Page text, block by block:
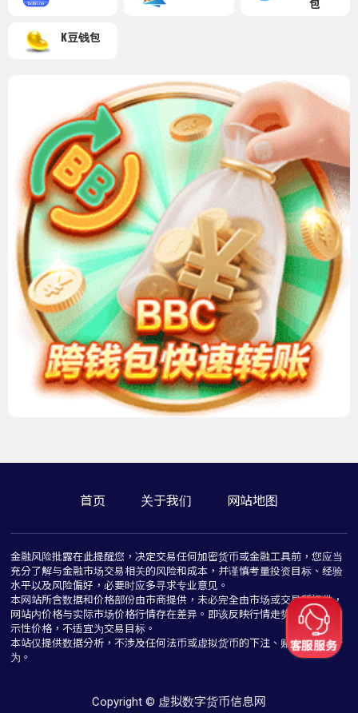
K豆钱包
首页 关于我们 网站地图
金融风险批露在此提醒您，决定交易任何加密货币或金融工具前，您应当
充分了解与金融市场交易相关的风险和成本，并谨慎考量投资目标、经验
水平以及风险偏好，必要时应多寻求专业意见。
本网站所含数据和价格部份由市商提供，未必完全由市场或交易所提供，
网站内价格与实际市场价格行情存在差异。即该反映行情走势价格仅为指
示性价格，不适宜为交易目标。
本站仅提供数据分析，不涉及任何法币或虚拟货币的下注、赌博与推介行
为。
Copyright © 虚拟数字货币信息网